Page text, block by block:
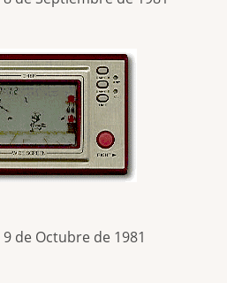
9 de Octubre de 1981